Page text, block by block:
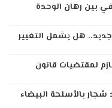
بين رهان الوحدة
هل يشمل التغيير
لمقتضيات قانون
بالأسلحة البيضاء